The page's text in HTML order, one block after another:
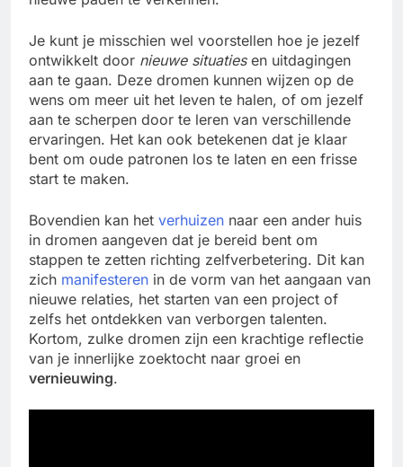
Je kunt je misschien wel voorstellen hoe je jezelf
ontwikkelt door nieuwe situatiesen uitdagingen
aan te gaan. Deze dromen kunnen wijzen op de
wens om meer uit het leven te halen, of om jezelf
aan te scherpen door te leren van verschillende
ervaringen. Het kan ook betekenen dat je klaar
bent om oude patronen los te laten en een frisse
start te maken.
Bovendien kan het verhuizen naar een ander huis
in dromen aangeven dat je bereid bent om
stappen te zetten richting zelfverbetering. Dit kan
zich manifesteren in de vorm van het aangaan van
nieuwe relaties, het starten van een project of
zelfs het ontdekken van verborgen talenten.
Kortom, zulke dromen zijn een krachtige reflectie
van je innerlijke zoektocht naar groei en
vernieuwing.